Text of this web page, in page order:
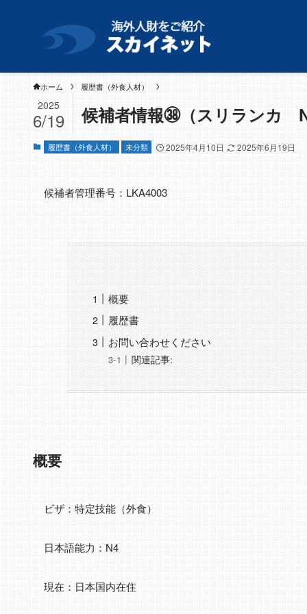
ホーム 履歴書（外食人材）
候補者情報㊳（スリランカ
2025
6/19
履歴書（外食人材） 未分類 2025年4月10日 2025年6月19日
候補者管理番号：LKA4003
概要
履歴書
お問い合わせください
関連記事:
概要
ビザ：特定技能（外食）
日本語能力：N4
現在：日本国内在住